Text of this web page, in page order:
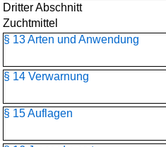
Dritter Abschnitt
Zuchtmittel
§ 13 Arten und Anwendung
§ 14 Verwarnung
§ 15 Auflagen